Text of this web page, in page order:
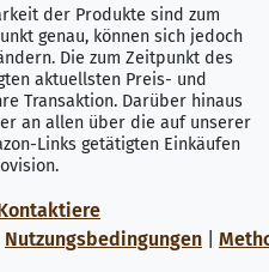
der Produkte sind zum
genau, können sich jedoch
Die zum Zeitpunkt des
aktuellsten Preis- und
Transaktion. Darüber hinaus
an allen über die auf unserer
Links getätigten Einkäufen
Nutzungsbedingungen